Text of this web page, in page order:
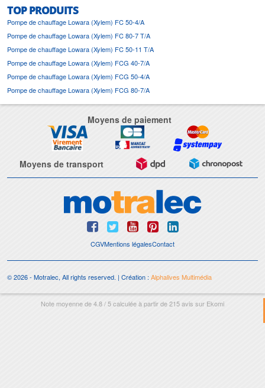
TOP PRODUITS
Pompe de chauffage Lowara (Xylem) FC 50-4/A
Pompe de chauffage Lowara (Xylem) FC 80-7 T/A
Pompe de chauffage Lowara (Xylem) FC 50-11 T/A
Pompe de chauffage Lowara (Xylem) FCG 40-7/A
Pompe de chauffage Lowara (Xylem) FCG 50-4/A
Pompe de chauffage Lowara (Xylem) FCG 80-7/A
Moyens de paiement
Moyens de transport
CGVMentions légalesContact
© 2026 - Motralec, All rights reserved. | Création :Alphalives Multimédia
Note moyenne de4.8/5calculée à partir de215avis sur Ekomi